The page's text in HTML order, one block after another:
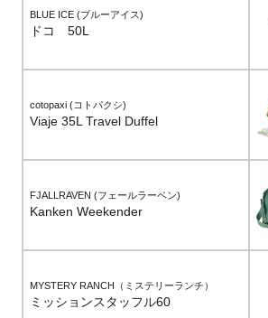
BLUE ICE (ブルーアイス)
ドコ 50L
cotopaxi (コトパクシ)
Viaje 35L Travel Duffel
FJALLRAVEN (フェールラーベン)
Kanken Weekender
MYSTERY RANCH（ミステリーランチ）
ミッションスタッフル60